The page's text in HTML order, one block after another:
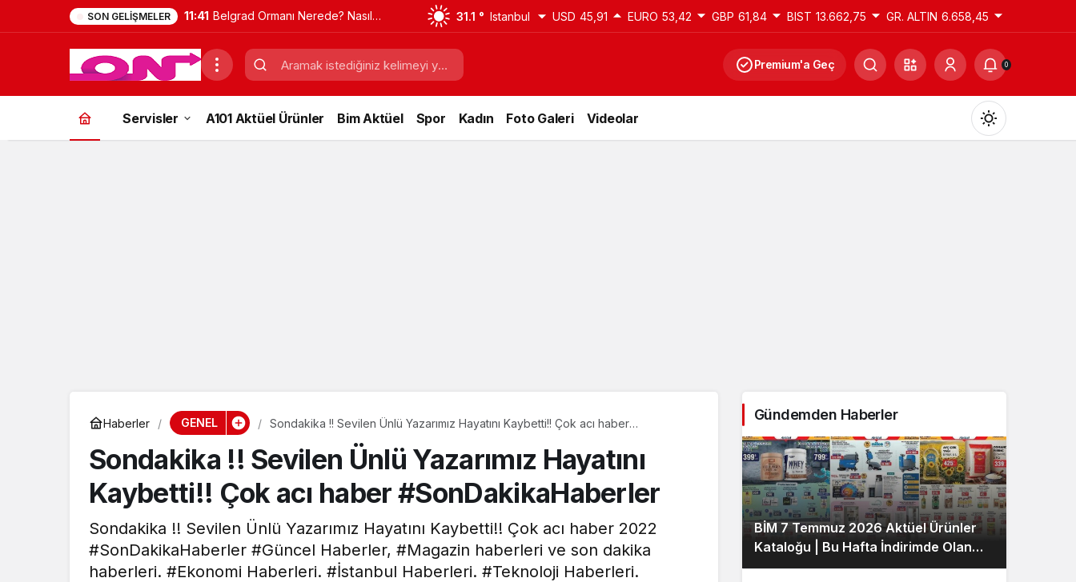
SON GELIŞMELER 11:41 Belgrad Ormanı Nerede? Nasıl
Gidilir? Güncel Gezi Rehberi
31.1 ° Istanbul USD 45,91 EURO 53,42 GBP 61,84 BIST 13.662,75 GR. ALTIN 6.658,45
Premium'a Geç 0
Servisler A101 Aktüel Ürünler Bim Aktüel Spor Kadın Foto Galeri Videolar
Haberler GENEL
Sondakika !! Sevilen Ünlü Yazarımız Hayatını Kaybetti!! Çok acı haber
Sondakika !! Sevilen Ünlü Yazarımız Hayatını
Kaybetti!! Çok acı haber #SonDakikaHaberler
Sondakika !! Sevilen Ünlü Yazarımız Hayatını Kaybetti!! Çok acı haber 2022
#SonDakikaHaberler #Güncel Haberler, #Magazin haberleri ve son dakika
haberleri. #Ekonomi Haberleri. #İstanbul Haberleri. #Teknoloji Haberleri.
Gündemden Haberler
BİM 7 Temmuz 2026 Aktüel Ürünler
Kataloğu | Bu Hafta İndirimde Olan
Ürünler